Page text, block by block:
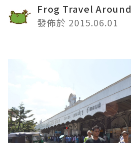
Frog Travel Around
發佈於 2015.06.01